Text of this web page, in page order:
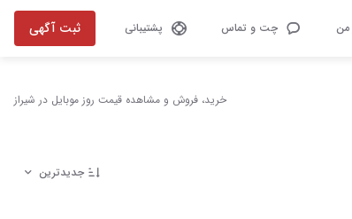
من چت و تماس پشتیبانی ثبت آگهی
خرید، فروش و مشاهده قیمت روز موبایل در شیراز
جدیدترین